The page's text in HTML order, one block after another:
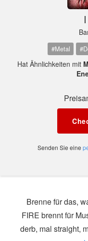
#Metal
Hat Ähnlichkeiten mit
Senden Sie eine
Brenne für das,
FIRE brennt für
derb, mal straight,